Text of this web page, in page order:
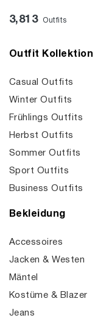
3,813 Outfits
Outfit Kollektion
Casual Outfits
Winter Outfits
Frühlings Outfits
Herbst Outfits
Sommer Outfits
Sport Outfits
Business Outfits
Bekleidung
Accessoires
Jacken & Westen
Mäntel
Kostüme & Blazer
Jeans